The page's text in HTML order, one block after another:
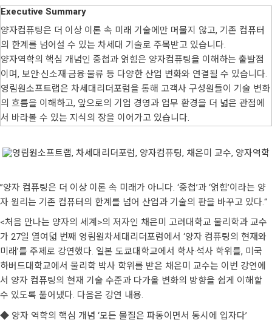
Executive Summary
양자컴퓨팅은 더 이상 이론 속 미래 기술에만 머물지 않고, 기존 컴퓨터
의 한계를 넘어설 수 있는 차세대 기술로 주목받고 있습니다.
양자역학의 핵심 개념인 중첩과 얽힘은 양자컴퓨팅을 이해하는 출발점
이며, 보안·신소재·금융·물류 등 다양한 산업 변화와 연결될 수 있습니다.
영림원소프트랩은 차세대리더포럼을 통해 고객사 구성원들이 기술 변화
의 흐름을 이해하고, 앞으로의 기업 경영과 업무 환경을 더 넓은 관점에
서 바라볼 수 있는 지식의 장을 이어가고 있습니다.
”양자 컴퓨팅은 더 이상 이론 속 미래가 아니다. ‘중첩’과 ‘얽힘’이라는 양
자 원리는 기존 컴퓨터의 한계를 넘어 산업과 기술의 판을 바꾸고 있다.“
<처음 만나는 양자의 세계>의 저자인 채은미 고려대학교 물리학과 교수
가 27일 열여덟 번째 영림원차세대리더포럼에서 ‘양자 컴퓨팅의 현재와
미래’를 주제로 강연했다. 일본 도쿄대학교에서 학사·석사 학위를, 미국
하버드대학교에서 물리학 박사 학위를 받은 채은미 교수는 이번 강연에
서 양자 컴퓨팅의 현재 기술 수준과 다가올 변화의 방향을 쉽게 이해할
수 있도록 풀어냈다. 다음은 강연 내용.
◆ 양자 역학의 핵심 개념 ‘모든 물질은 파동이면서 동시에 입자다’